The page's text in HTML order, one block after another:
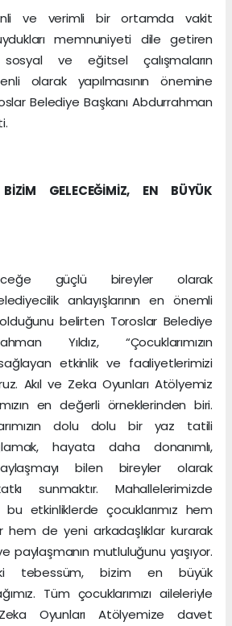
ve verimli bir ortamda vakit
memnuniyeti dile getiren
ve eğitsel çalışmaların
olarak yapılmasının önemine
Belediye Başkanı Abdurrahman
GELECEĞİMİZ, EN BÜYÜK
güçlü bireyler olarak
anlayışlarının en önemli
belirten Toroslar Belediye
Yıldız, “Çocuklarımızın
etkinlik ve faaliyetlerimizi
Akıl ve Zeka Oyunları Atölyemiz
en değerli örneklerinden biri.
dolu dolu bir yaz tatili
hayata daha donanımlı,
bilen bireyler olarak
sunmaktır. Mahallelerimizde
etkinliklerde çocuklarımız hem
hem de yeni arkadaşlıklar kurarak
paylaşmanın mutluluğunu yaşıyor.
tebessüm, bizim en büyük
Tüm çocuklarımızı aileleriyle
Oyunları Atölyemize davet